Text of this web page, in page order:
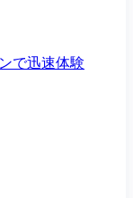
で迅速体験